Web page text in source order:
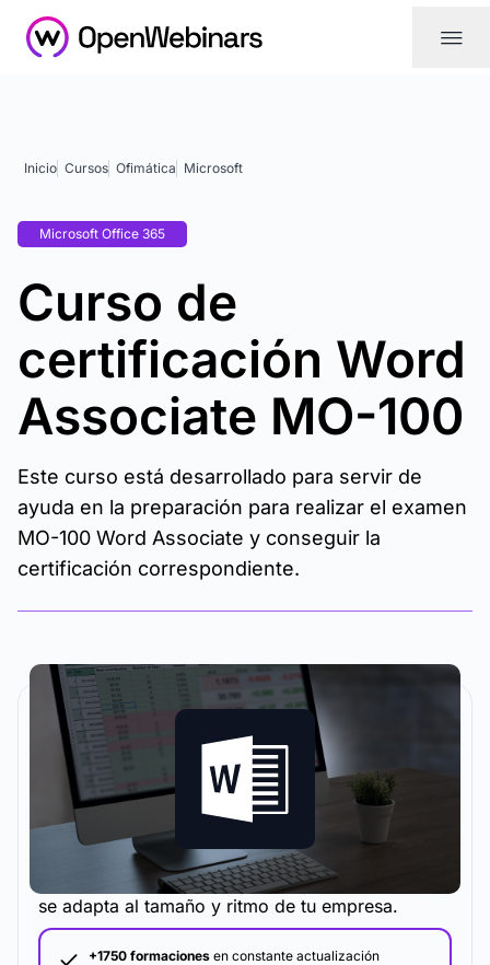
|||
Inicio Cursos Ofimática Microsoft
Microsoft Office 365
Curso de
certificación Word
Associate MO-100
Este curso está desarrollado para servir de
ayuda en la preparación para realizar el examen
MO-100 Word Associate y conseguir la
certificación correspondiente.
La metodología y plataforma de formación que
se adapta al tamaño y ritmo de tu empresa.
+1750 formaciones en constante actualización